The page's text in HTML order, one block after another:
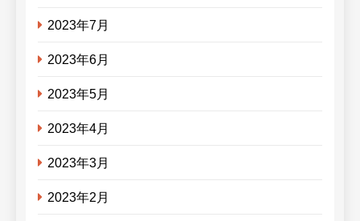
2023年7月
2023年6月
2023年5月
2023年4月
2023年3月
2023年2月